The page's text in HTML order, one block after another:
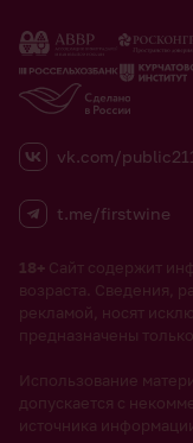
vk.com/
t.me/firstwine
18+ Сайт содержит
возраста. Сведения,
рекламой, носят
предназначены
Использование
допускается с
источника